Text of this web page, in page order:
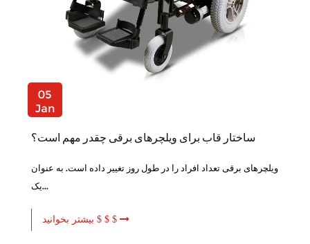
05
Jan
ساختار قاب برای ویلچرهای برقی چقدر مهم است؟
ویلچرهای برقی تعداد افراد را در طول روز تغییر داده است. به عنوان
یک...
بیشتر بخوانید $ $ $